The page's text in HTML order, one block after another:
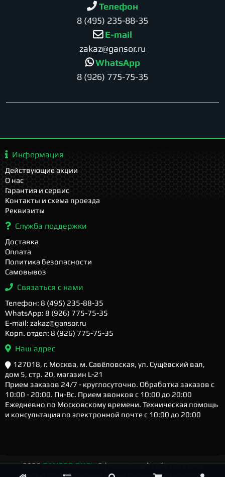
Телефон
8 (495) 235-88-35
E-mail
zakaz@gansor.ru
WhatsApp
8 (926) 775-75-35
Информация
Действующие акции
О нас
Гарантия и сервис
Контакты и схема проезда
Реквизиты
Служба поддержки
Доставка
Оплата
Политика безопасности
Самовывоз
Связаться с нами
Телефон: 8 (495) 235-88-35
WhatsApp: 8 (926) 775-75-35
E-mail: zakaz@gansor.ru
Корп. отдел: 8 (926) 775-75-35
Наш адрес
127018, г. Москва, м. Савёловская, ул. Сущёвский вал,
дом 5, стр. 20, магазин L-21
Прием заказов 24/7 - круглосуточно. Обработка заказов с
10:00 - 20:00. Пн-Вс. Прием звонков с 10:00 до 20:00
Ежедневно по Московскому времени. Техническая помощь
и консультация по электронной почте с 10:00 до 20:00
2026GANSOR.RU ™- Официальный сайт магазина
компьютерной техники и электроники. Компьютеры